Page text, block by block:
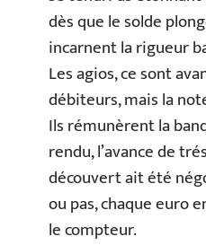
dès que le solde
incarnent la rigueur
Les agios, ce sont
débiteurs, mais la
Ils rémunèrent la
rendu, l’avance de
découvert ait été
ou pas, chaque euro
le compteur.